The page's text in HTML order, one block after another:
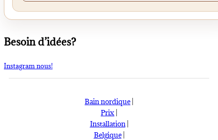
Besoin d’idées?
Instagram nous!
Bain nordique
Prix
Installation
Belgique|